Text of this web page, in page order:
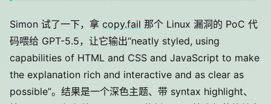
Simon 试了一下，拿 copy.fail 那个 Linux 漏洞的 PoC 代
码喂给 GPT-5.5，让它输出“neatly styled, using
capabilities of HTML and CSS and JavaScript to make
the explanation rich and interactive and as clear as
possible”。结果是一个深色主题、带 syntax highlight、